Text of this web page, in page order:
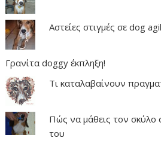
Αστείες στιγμές σε dog
Γρανίτα doggy έκπληξη!
Τι καταλαβαίνουν
Πώς να μάθεις τον σκύλο
του